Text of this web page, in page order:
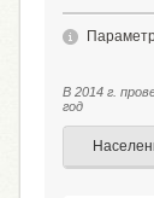
В 2014 г.
год